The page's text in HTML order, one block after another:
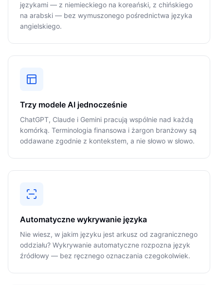
językami — z niemieckiego na koreański, z chińskiego
na arabski — bez wymuszonego pośrednictwa języka
angielskiego.
Trzy modele AI jednocześnie
ChatGPT, Claude i Gemini pracują wspólnie nad każdą
komórką. Terminologia finansowa i żargon branżowy są
oddawane zgodnie z kontekstem, a nie słowo w słowo.
Automatyczne wykrywanie języka
Nie wiesz, w jakim języku jest arkusz od zagranicznego
oddziału? Wykrywanie automatyczne rozpozna język
źródłowy — bez ręcznego oznaczania czegokolwiek.